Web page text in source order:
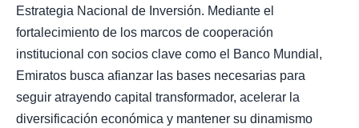
Estrategia Nacional de Inversión. Mediante el
fortalecimiento de los marcos de cooperación
institucional con socios clave como el Banco Mundial,
Emiratos busca afianzar las bases necesarias para
seguir atrayendo capital transformador, acelerar la
diversificación económica y mantener su dinamismo